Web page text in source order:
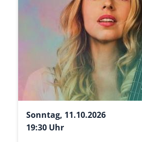
Sonntag, 11.10.2026
19:30 Uhr